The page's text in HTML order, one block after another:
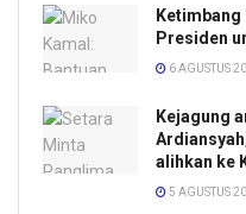
Ketimbang
Presiden
6 AGUSTUS
Kejagung
alihkan ke
5 AGUSTUS